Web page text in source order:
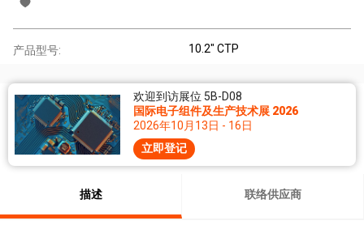
产品型号: 10.2" CTP
欢迎到访展位 5B-D08
国际电子组件及生产技术展 2026
2026年10月13日 - 16日
立即登记
描述 联络供应商